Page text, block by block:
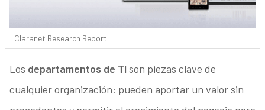
Claranet Research Report
Los departamentos de TI son piezas clave de
cualquier organización: pueden aportar un valor sin